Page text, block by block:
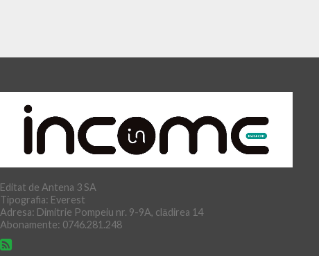
Editat de Antena 3 SA
Tipografia: Everest
Adresa: Dimitrie Pompeiu nr. 9-9A, clădirea 14
Abonamente: 0746.281.248